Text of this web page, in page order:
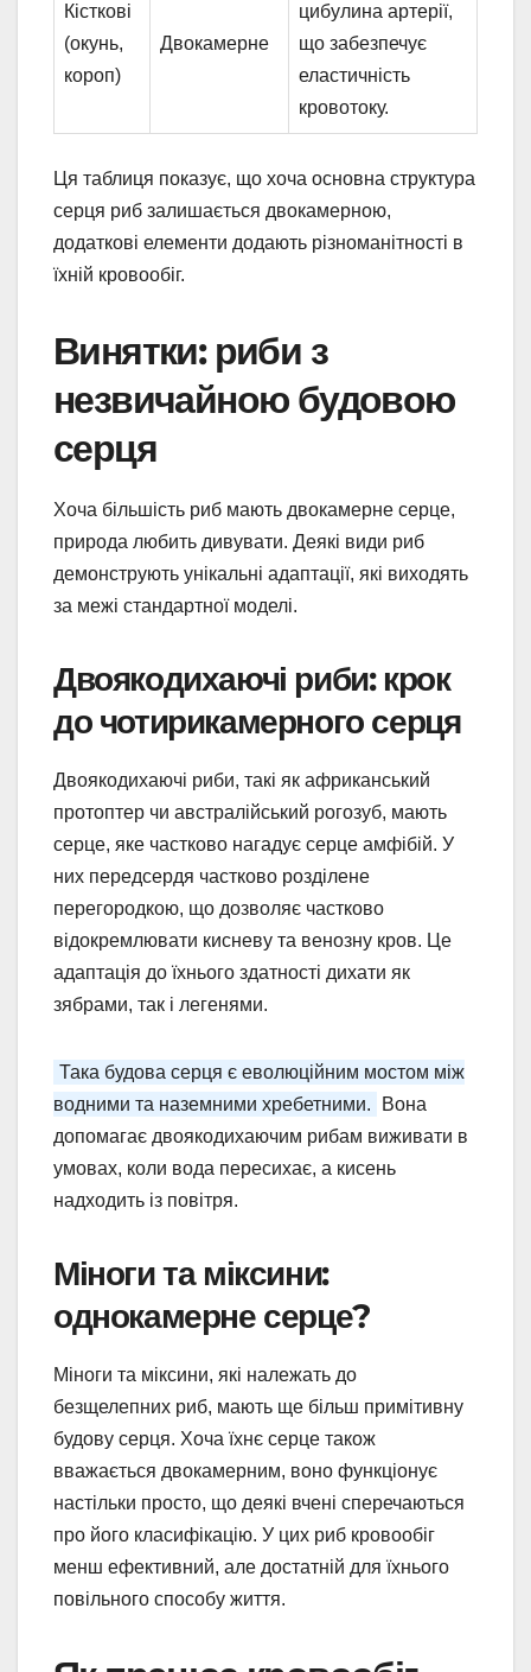
Кісткові
(окунь,
короп)
Двокамерне
цибулина артерії,
що забезпечує
еластичність
кровотоку.
Ця таблиця показує, що хоча основна структура
серця риб залишається двокамерною,
додаткові елементи додають різноманітності в
їхній кровообіг.
Винятки: риби з
незвичайною будовою
серця
Хоча більшість риб мають двокамерне серце,
природа любить дивувати. Деякі види риб
демонструють унікальні адаптації, які виходять
за межі стандартної моделі.
Двоякодихаючі риби: крок
до чотирикамерного серця
Двоякодихаючі риби, такі як африканський
протоптер чи австралійський рогозуб, мають
серце, яке частково нагадує серце амфібій. У
них передсердя частково розділене
перегородкою, що дозволяє частково
відокремлювати кисневу та венозну кров. Це
адаптація до їхнього здатності дихати як
зябрами, так і легенями.
Така будова серця є еволюційним мостом між
водними та наземними хребетними.
Вона
допомагає двоякодихаючим рибам виживати в
умовах, коли вода пересихає, а кисень
надходить із повітря.
Міноги та міксини:
однокамерне серце?
Міноги та міксини, які належать до
безщелепних риб, мають ще більш примітивну
будову серця. Хоча їхнє серце також
вважається двокамерним, воно функціонує
настільки просто, що деякі вчені сперечаються
про його класифікацію. У цих риб кровообіг
менш ефективний, але достатній для їхнього
повільного способу життя.